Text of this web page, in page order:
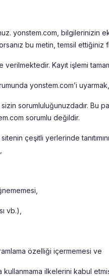
yonstem.com, bilgilerinizin
bu metin, temsil ettiğiniz
verilmektedir. Kayıt işlemi
yonstem.com’i uyarmak,
sorumluluğunuzdadır. Bu
sorumlu değildir.
çeşitli yerlerinde tanıtımını
vb.),
özelliği içermemesi ve
ilkelerini kabul etmiş